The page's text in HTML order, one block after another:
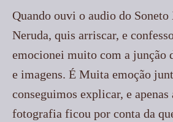
Quando ouvi o audio do
Neruda, quis arriscar, e
emocionei muito com a junção
e imagens. É Muita emoção
conseguimos explicar, e
fotografia ficou por conta da